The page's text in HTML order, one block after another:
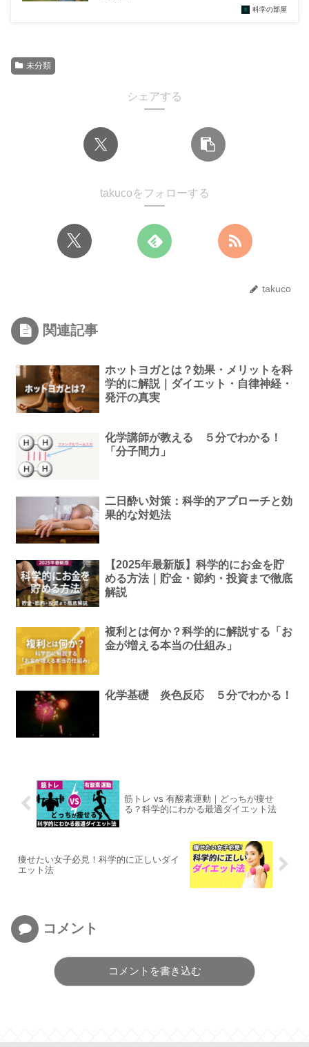
科学の部屋
未分類
シェアする
takucoをフォローする
takuco
関連記事
ホットヨガとは？効果・メリットを科
学的に解説｜ダイエット・自律神経・
発汗の真実
化学講師が教える ５分でわかる！
「分子間力」
二日酔い対策：科学的アプローチと効
果的な対処法
【2025年最新版】科学的にお金を貯
める方法｜貯金・節約・投資まで徹底
解説
複利とは何か？科学的に解説する「お
金が増える本当の仕組み」
化学基礎 炎色反応 ５分でわかる！
筋トレ vs 有酸素運動｜どっちが痩せ
る？科学的にわかる最適ダイエット法
痩せたい女子必見！科学的に正しいダイ
エット法
コメント
コメントを書き込む